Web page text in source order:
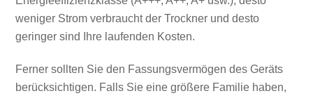
weniger Strom verbraucht der Trockner und desto
geringer sind Ihre laufenden Kosten.
Ferner sollten Sie den Fassungsvermögen des Geräts
berücksichtigen. Falls Sie eine größere Familie haben,